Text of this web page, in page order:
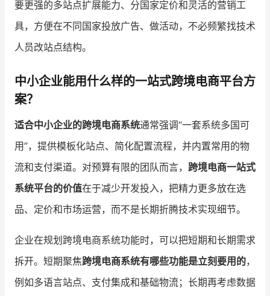
要更强的多站点扩展能力、分国家定价和灵活的营销工
具，方便在不同国家投放广告、做活动，不必频繁找技术
人员改站点结构。
中小企业能用什么样的一站式跨境电商平台方
案？
适合中小企业的跨境电商系统通常强调“一套系统多国可
用”，提供模板化站点、简化配置流程，并内置常用的物
流和支付渠道。对预算有限的团队而言， 跨境电商一站式
系统平台的价值在于减少开发投入，把精力更多放在选
品、定价和市场运营，而不是长期折腾技术实现细节。
企业在规划跨境电商系统功能时，可以把短期和长期需求
拆开。短期聚焦跨境电商系统有哪些功能是立刻要用的，
例如多语言站点、支付集成和基础物流；长期再考虑数据